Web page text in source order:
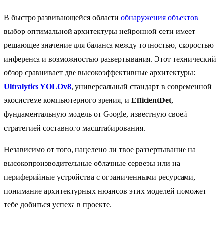
В быстро развивающейся области обнаружения объектов
выбор оптимальной архитектуры нейронной сети имеет
решающее значение для баланса между точностью, скоростью
инференса и возможностью развертывания. Этот технический
обзор сравнивает две высокоэффективные архитектуры:
Ultralytics YOLOv8, универсальный стандарт в современной
экосистеме компьютерного зрения, и EfficientDet,
фундаментальную модель от Google, известную своей
стратегией составного масштабирования.
Независимо от того, нацелено ли твое развертывание на
высокопроизводительные облачные серверы или на
периферийные устройства с ограниченными ресурсами,
понимание архитектурных нюансов этих моделей поможет
тебе добиться успеха в проекте.